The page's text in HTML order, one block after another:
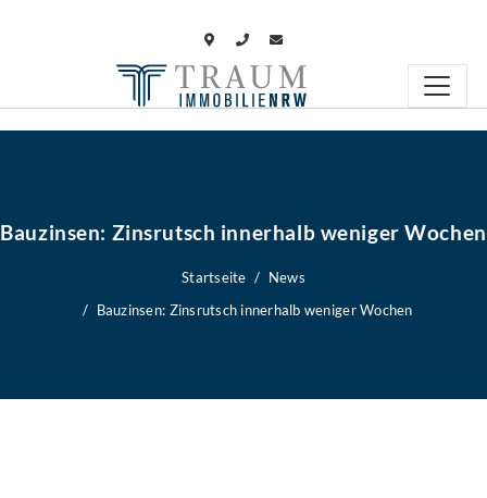
Bauzinsen: Zinsrutsch innerhalb weniger Wochen
Startseite
News
Bauzinsen: Zinsrutsch innerhalb weniger Wochen